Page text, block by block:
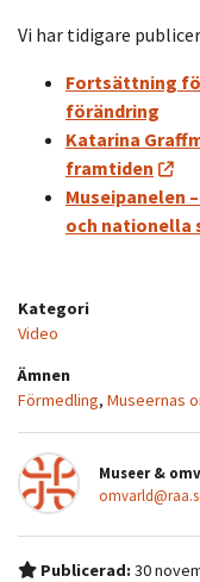
Vi har tidigare
Fortsättning
förändring
Katarina
framtiden
Museipanelen
och nationella
Kategori
Video
Ämnen
Förmedling, Museernas
Museer &
Publicerad:30